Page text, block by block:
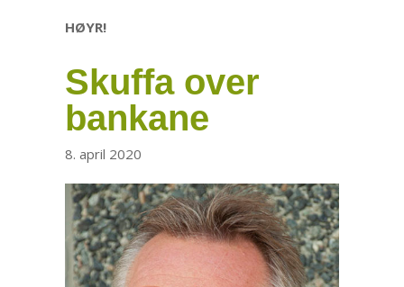
HØYR!
Skuffa over
bankane
8. april 2020